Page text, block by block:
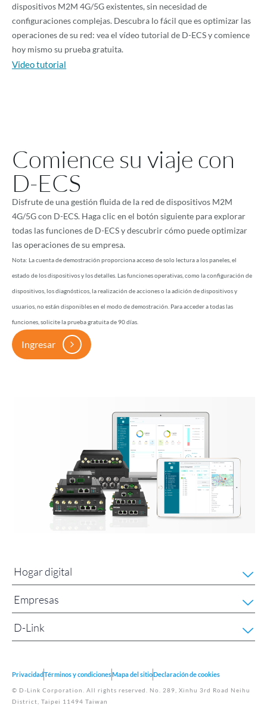
dispositivos M2M 4G/5G existentes, sin necesidad de
configuraciones complejas. Descubra lo fácil que es optimizar las
operaciones de su red: vea el vídeo tutorial de D-ECS y comience
hoy mismo su prueba gratuita.
Video tutorial
Comience su viaje con
D-ECS
Disfrute de una gestión fluida de la red de dispositivos M2M
4G/5G con D-ECS. Haga clic en el botón siguiente para explorar
todas las funciones de D-ECS y descubrir cómo puede optimizar
las operaciones de su empresa.
Nota: La cuenta de demostración proporciona acceso de solo lectura a los paneles, el
estado de los dispositivos y los detalles. Las funciones operativas, como la configuración de
dispositivos, los diagnósticos, la realización de acciones o la adición de dispositivos y
usuarios, no están disponibles en el modo de demostración. Para acceder a todas las
funciones, solicite la prueba gratuita de 90 días.
Ingresar
Hogar digital
Empresas
D-Link
PrivacidadTérminos y condicionesMapa del sitioDeclaración de cookies
© D-Link Corporation. All rights reserved. No. 289, Xinhu 3rd Road Neihu
District, Taipei 11494 Taiwan